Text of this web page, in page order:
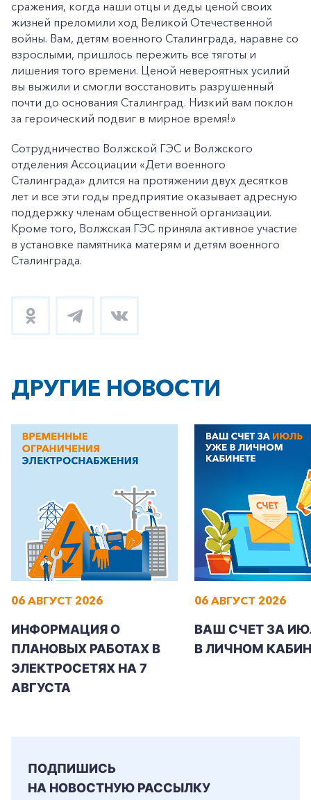
+7-800-700-24-57
Заказать обратный звонок
Частным клиентам
Корпоративным клиентам
сражения, когда наши отцы и деды ценой своих
жизней преломили ход Великой Отечественной
войны. Вам, детям военного Сталинграда, наравне со
взрослыми, пришлось пережить все тяготы и
лишения того времени. Ценой невероятных усилий
вы выжили и смогли восстановить разрушенный
почти до основания Сталинград. Низкий вам поклон
за героический подвиг в мирное время!»
Сотрудничество Волжской ГЭС и Волжского
отделения Ассоциации «Дети военного
Сталинграда» длится на протяжении двух десятков
лет и все эти годы предприятие оказывает адресную
поддержку членам общественной организации.
Кроме того, Волжская ГЭС приняла активное участие
в установке памятника матерям и детям военного
Сталинграда.
ДРУГИЕ НОВОСТИ
06 АВГУСТ 2026
ИНФОРМАЦИЯ О
ПЛАНОВЫХ РАБОТАХ В
ЭЛЕКТРОСЕТЯХ НА 7
АВГУСТА
06 АВГУСТ 2026
ВАШ СЧЕТ ЗА
В ЛИЧНОМ
ПОДПИШИСЬ
НА НОВОСТНУЮ РАССЫЛКУ